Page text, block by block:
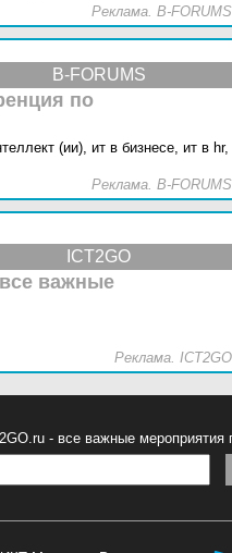
Реклама. B-FORUMS
B-FORUMS
по
(ии), ит в бизнесе, ит в hr,
Реклама. B-FORUMS
ICT2GO
важные
Реклама. ICT2GO
- все важные мероприятия